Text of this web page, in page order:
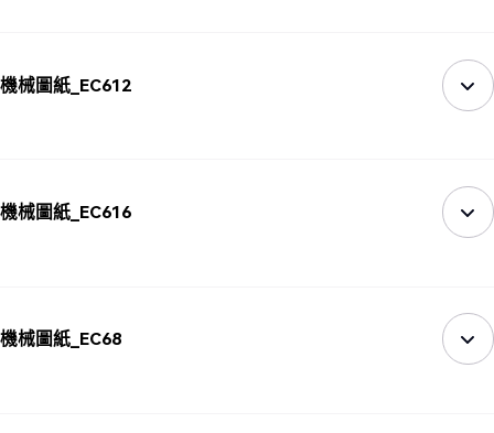
機械圖紙_EC612
機械圖紙_EC616
機械圖紙_EC68